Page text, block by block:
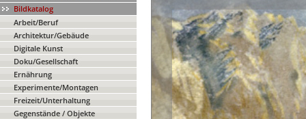
Bildkatalog
Arbeit/Beruf
Architektur/Gebäude
Digitale Kunst
Doku/Gesellschaft
Ernährung
Experimente/Montagen
Freizeit/Unterhaltung
Gegenstände / Objekte